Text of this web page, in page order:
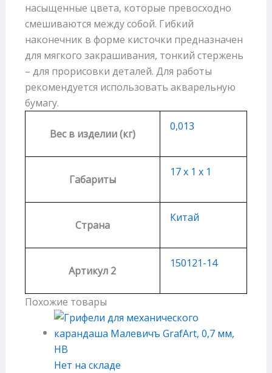
насыщенные цвета, которые превосходно
смешиваются между собой. Гибкий
наконечник в форме кисточки предназначен
для мягкого закрашивания, тонкий стержень
– для прорисовки деталей. Для работы
рекомендуется использовать акварельную
бумагу.
Вес в изделии (кг)
0,013
Габариты
17 х 1 х 1
Страна
Китай
Артикул 2
150121-14
Похожие товары
Нет на складе